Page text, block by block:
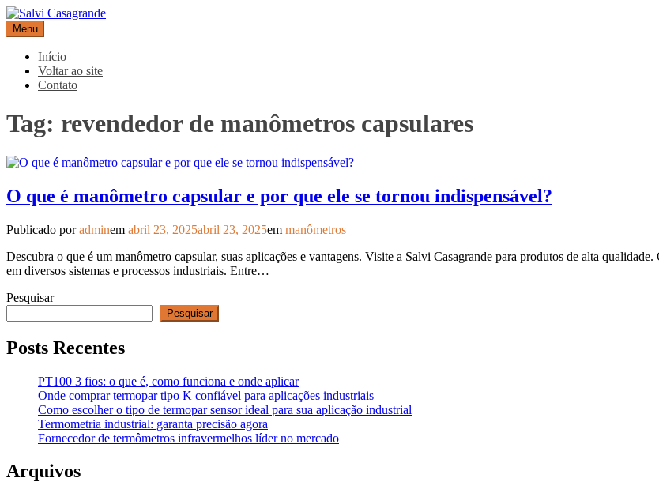
Pular
para
o
conteúdo
Salvi Casagrande
Especialistas em equipamentos de medição e automação
Menu
Início
Voltar ao site
Contato
Tag: revendedor de manômetros capsulares
O que é manômetro capsular e por que ele se tornou indispensável?
Publicado poradminem abril 23, 2025abril 23, 2025em manômetros
Descubra o que é um manômetro capsular, suas aplicações e vantagens. Visite a Salvi Casagrande para produtos de alta
em diversos sistemas e processos industriais. Entre…
Pesquisar
Pesquisar
Posts Recentes
PT100 3 fios: o que é, como funciona e onde aplicar
Onde comprar termopar tipo K confiável para aplicações industriais
Como escolher o tipo de termopar sensor ideal para sua aplicação industrial
Termometria industrial: garanta precisão agora
Fornecedor de termômetros infravermelhos líder no mercado
Arquivos